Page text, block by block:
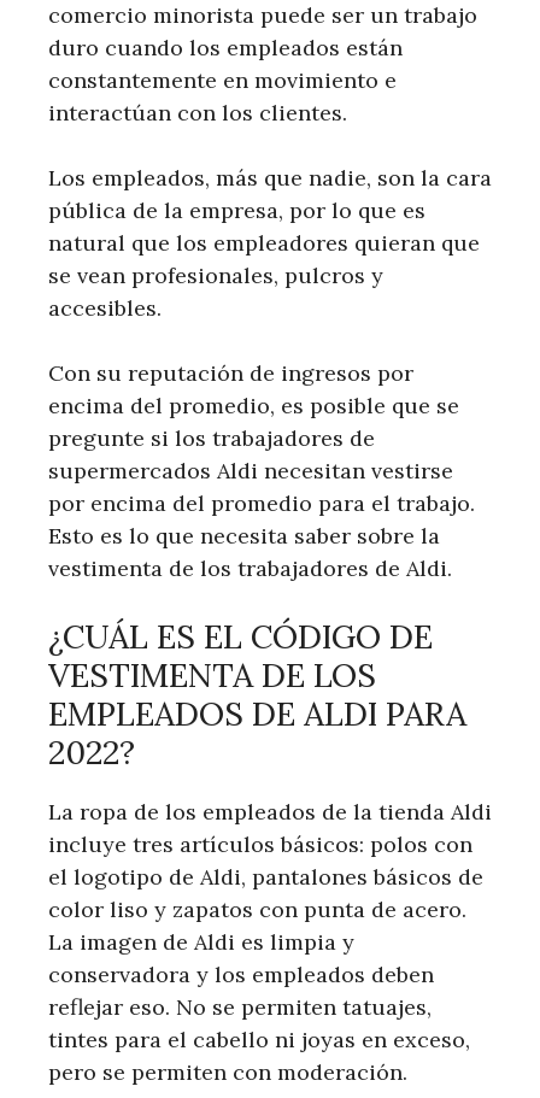
comercio minorista puede ser un trabajo
duro cuando los empleados están
constantemente en movimiento e
interactúan con los clientes.
Los empleados, más que nadie, son la cara
pública de la empresa, por lo que es
natural que los empleadores quieran que
se vean profesionales, pulcros y
accesibles.
Con su reputación de ingresos por
encima del promedio, es posible que se
pregunte si los trabajadores de
supermercados Aldi necesitan vestirse
por encima del promedio para el trabajo.
Esto es lo que necesita saber sobre la
vestimenta de los trabajadores de Aldi.
¿CUÁL ES EL CÓDIGO DE
VESTIMENTA DE LOS
EMPLEADOS DE ALDI PARA
2022?
La ropa de los empleados de la tienda Aldi
incluye tres artículos básicos: polos con
el logotipo de Aldi, pantalones básicos de
color liso y zapatos con punta de acero.
La imagen de Aldi es limpia y
conservadora y los empleados deben
reflejar eso. No se permiten tatuajes,
tintes para el cabello ni joyas en exceso,
pero se permiten con moderación.